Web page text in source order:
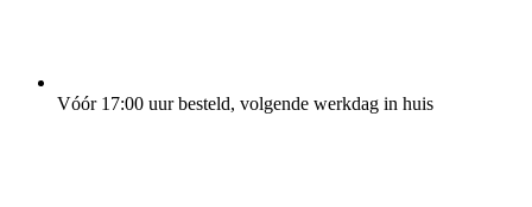
Vóór 17:00 uur besteld, volgende werkdag in huis